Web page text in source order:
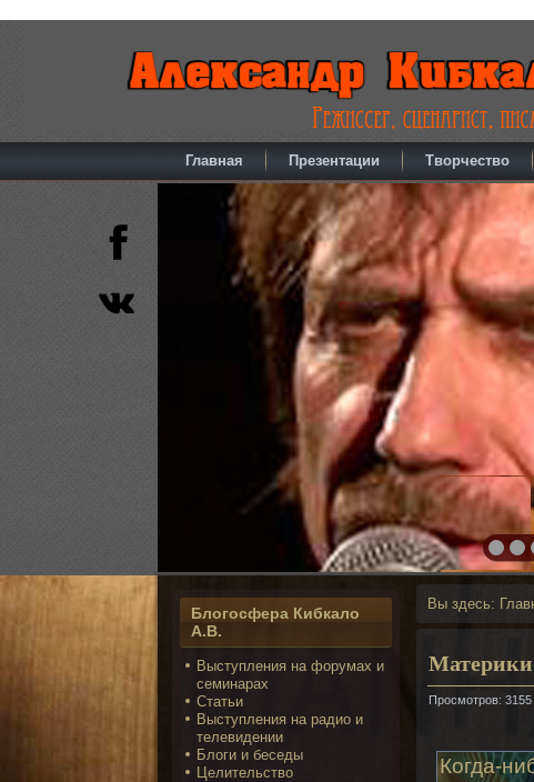
Зрить в корень
Главная Презентации Творчество
Блогосфера Кибкало
А.В.
Выступления на форумах и
семинарах
Статьи
Выступления на радио и
телевидении
Блоги и беседы
Целительство
Вы здесь:
Просмотров: 3155
Когда-